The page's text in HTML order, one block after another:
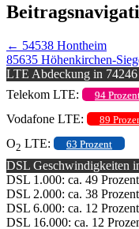
← 54538 Hontheim
85635 Höhenkirchen-
LTE Abdeckung in 74246
Telekom LTE:
94
Vodafone LTE: 89
O2 LTE: 63 Prozent
DSL Geschwindigkeiten
DSL 1.000: ca. 49 Prozent
DSL 2.000: ca. 38 Prozent
DSL 6.000: ca. 12 Prozent
DSL 16.000: ca. 12